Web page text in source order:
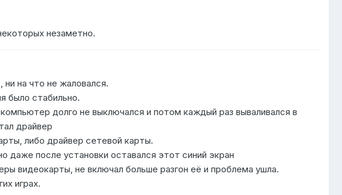
незаметно.
на что не жаловался.
было стабильно.
долго не выключался и потом каждый раз вываливался в
драйвер
либо драйвер сетевой карты.
даже после установки оставался этот синий экран
видеокарты, не включал больше разгон её и проблема ушла.
играх.